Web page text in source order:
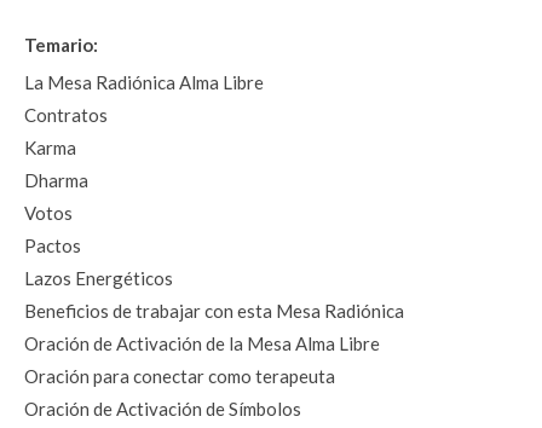
Temario:
La Mesa Radiónica Alma Libre
Contratos
Karma
Dharma
Votos
Pactos
Lazos Energéticos
Beneficios de trabajar con esta Mesa Radiónica
Oración de Activación de la Mesa Alma Libre
Oración para conectar como terapeuta
Oración de Activación de Símbolos